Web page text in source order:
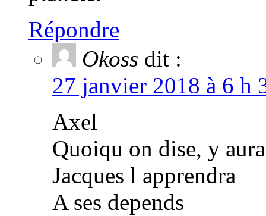
Répondre
Okoss dit :
27 janvier 2018 à 6 h
Axel
Quoiqu on dise, y
Jacques l apprendra
A ses depends